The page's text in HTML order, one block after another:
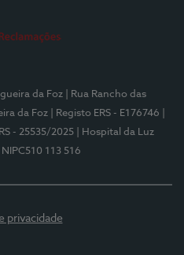
da Foz
| Rua Rancho das
da Foz
| Registo ERS - E176746
- 25535/2025
| Hospital da Luz
| NIPC510 113 516
privacidade